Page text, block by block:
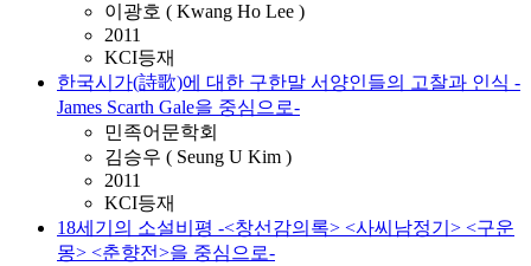
이광호 ( Kwang Ho Lee )
2011
KCI등재
한국시가(詩歌)에 대한 구한말 서양인들의 고찰과 인식 -
James Scarth Gale을 중심으로-
민족어문학회
김승우 ( Seung U Kim )
2011
KCI등재
18세기의 소설비평 -<창선감의록> <사씨남정기> <구운
몽> <춘향전>을 중심으로-